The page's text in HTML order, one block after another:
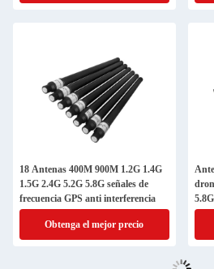
18 Antenas 400M 900M 1.2G 1.4G
1.5G 2.4G 5.2G 5.8G señales de
frecuencia GPS anti interferencia
Obtenga el mejor precio
CC